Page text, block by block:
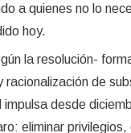
a quienes no lo
hoy.
la resolución-
de
impulsa desde
eliminar privilegios,